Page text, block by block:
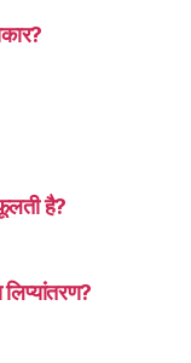
है?